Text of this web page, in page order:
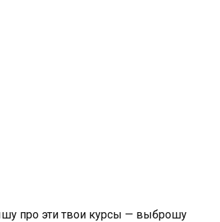
про эти твои курсы — выброшу